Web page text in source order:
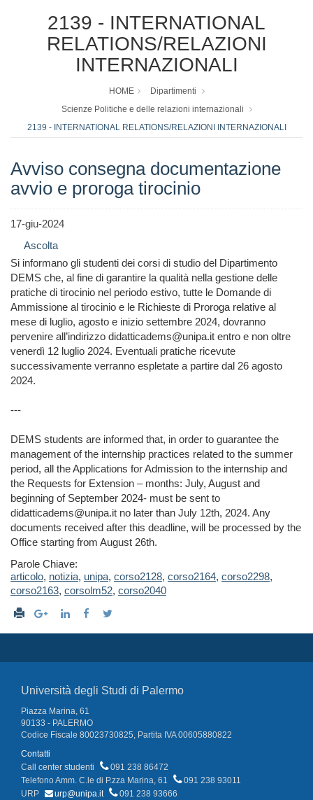
2139 - INTERNATIONAL
RELATIONS/RELAZIONI
INTERNAZIONALI
HOME
Dipartimenti
Scienze Politiche e delle relazioni internazionali
2139 - INTERNATIONAL RELATIONS/RELAZIONI INTERNAZIONALI
Avviso consegna documentazione
avvio e proroga tirocinio
17-giu-2024
Ascolta
Si informano gli studenti dei corsi di studio del Dipartimento
DEMS che, al fine di garantire la qualità nella gestione delle
pratiche di tirocinio nel periodo estivo, tutte le Domande di
Ammissione al tirocinio e le Richieste di Proroga relative al
mese di luglio, agosto e inizio settembre 2024, dovranno
pervenire all’indirizzo didatticadems@unipa.it entro e non oltre
venerdì 12 luglio 2024. Eventuali pratiche ricevute
successivamente verranno espletate a partire dal 26 agosto
2024.
---
DEMS students are informed that, in order to guarantee the
management of the internship practices related to the summer
period, all the Applications for Admission to the internship and
the Requests for Extension – months: July, August and
beginning of September 2024- must be sent to
didatticadems@unipa.it no later than July 12th, 2024. Any
documents received after this deadline, will be processed by the
Office starting from August 26th.
Parole Chiave:
articolo, notizia, unipa, corso2128, corso2164, corso2298,
corso2163, corsolm52, corso2040
Università degli Studi di Palermo
Piazza Marina, 61
90133 - PALERMO
Codice Fiscale 80023730825, Partita IVA 00605880822
Contatti
Call center studenti
091 238 86472
Telefono Amm. C.le di P.zza Marina, 61
091 238 93011
URP
urp@unipa.it
091 238 93666